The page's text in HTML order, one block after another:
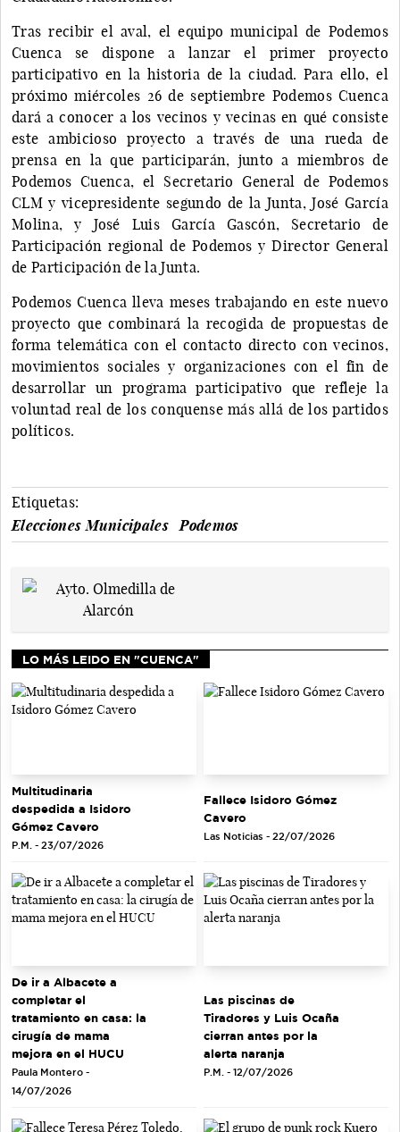
Tras recibir el aval, el equipo municipal de Podemos
Cuenca se dispone a lanzar el primer proyecto
participativo en la historia de la ciudad. Para ello, el
próximo miércoles 26 de septiembre Podemos Cuenca
dará a conocer a los vecinos y vecinas en qué consiste
este ambicioso proyecto a través de una rueda de
prensa en la que participarán, junto a miembros de
Podemos Cuenca, el Secretario General de Podemos
CLM y vicepresidente segundo de la Junta, José García
Molina, y José Luis García Gascón, Secretario de
Participación regional de Podemos y Director General
de Participación de la Junta.
Podemos Cuenca lleva meses trabajando en este nuevo
proyecto que combinará la recogida de propuestas de
forma telemática con el contacto directo con vecinos,
movimientos sociales y organizaciones con el fin de
desarrollar un programa participativo que refleje la
voluntad real de los conquense más allá de los partidos
políticos.
Etiquetas:
Elecciones Municipales
Podemos
LO MÁS LEIDO EN "CUENCA"
Multitudinaria
despedida a Isidoro
Gómez Cavero
P.M. - 23/07/2026
Fallece Isidoro Gómez
Cavero
Las Noticias - 22/07/2026
De ir a Albacete a
completar el
tratamiento en casa: la
cirugía de mama
mejora en el HUCU
Paula Montero -
14/07/2026
Las piscinas de
Tiradores y Luis Ocaña
cierran antes por la
alerta naranja
P.M. - 12/07/2026